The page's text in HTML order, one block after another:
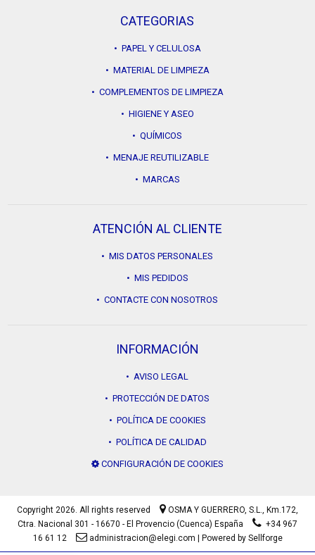
CATEGORIAS
• PAPEL Y CELULOSA
• MATERIAL DE LIMPIEZA
• COMPLEMENTOS DE LIMPIEZA
• HIGIENE Y ASEO
• QUÍMICOS
• MENAJE REUTILIZABLE
• MARCAS
ATENCIÓN AL CLIENTE
• MIS DATOS PERSONALES
• MIS PEDIDOS
• CONTACTE CON NOSOTROS
INFORMACIÓN
• AVISO LEGAL
• PROTECCIÓN DE DATOS
• POLÍTICA DE COOKIES
• POLÍTICA DE CALIDAD
CONFIGURACIÓN DE COOKIES
Copyright 2026. All rights reserved OSMA Y GUERRERO, S.L., Km.172,
Ctra. Nacional 301 - 16670 - El Provencio (Cuenca) España
+34 967
16 61 12
administracion@elegi.com Powered by Sellforge